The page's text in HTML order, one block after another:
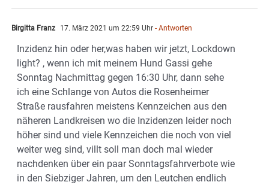
Birgitta Franz 17. März 2021 um 22:59 Uhr - Antworten
Inzidenz hin oder her,was haben wir jetzt, Lockdown
light? , wenn ich mit meinem Hund Gassi gehe
Sonntag Nachmittag gegen 16:30 Uhr, dann sehe
ich eine Schlange von Autos die Rosenheimer
Straße rausfahren meistens Kennzeichen aus den
näheren Landkreisen wo die Inzidenzen leider noch
höher sind und viele Kennzeichen die noch von viel
weiter weg sind, villt soll man doch mal wieder
nachdenken über ein paar Sonntagsfahrverbote wie
in den Siebziger Jahren, um den Leutchen endlich